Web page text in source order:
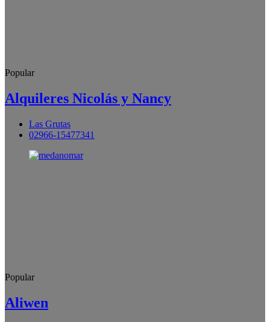
Popular
Alquileres Nicolás y Nancy
Las Grutas
02966-15477341
Popular
Aliwen